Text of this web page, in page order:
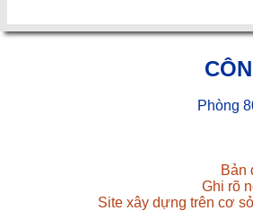
Phòng
Bản
Ghi rõ
Site xây dựng trên cơ